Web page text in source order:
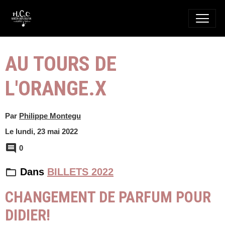
AU TOURS DE
L'ORANGE.X
Par Philippe Montegu
Le lundi, 23 mai 2022
0
Dans BILLETS 2022
CHANGEMENT DE PARFUM POUR
DIDIER!